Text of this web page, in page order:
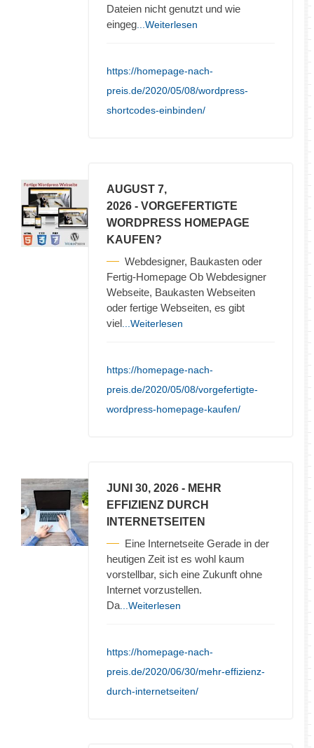
Dateien nicht genutzt und wie
eingeg ...Weiterlesen
https://homepage-nach-
preis.de/2020/05/08/wordpress-
shortcodes-einbinden/
AUGUST 7,
2026 - VORGEFERTIGTE
WORDPRESS HOMEPAGE
KAUFEN?
Webdesigner, Baukasten oder
Fertig-Homepage Ob Webdesigner
Webseite, Baukasten Webseiten
oder fertige Webseiten, es gibt
viel ...Weiterlesen
https://homepage-nach-
preis.de/2020/05/08/vorgefertigte-
wordpress-homepage-kaufen/
JUNI 30, 2026 - MEHR
EFFIZIENZ DURCH
INTERNETSEITEN
Eine Internetseite Gerade in der
heutigen Zeit ist es wohl kaum
vorstellbar, sich eine Zukunft ohne
Internet vorzustellen.
Da ...Weiterlesen
https://homepage-nach-
preis.de/2020/06/30/mehr-effizienz-
durch-internetseiten/